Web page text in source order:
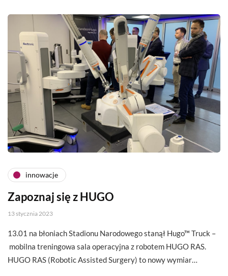
innowacje
Zapoznaj się z HUGO
13 stycznia 2023
13.01 na błoniach Stadionu Narodowego stanął Hugo™ Truck –
mobilna treningowa sala operacyjna z robotem HUGO RAS.
HUGO RAS (Robotic Assisted Surgery) to nowy wymiar…